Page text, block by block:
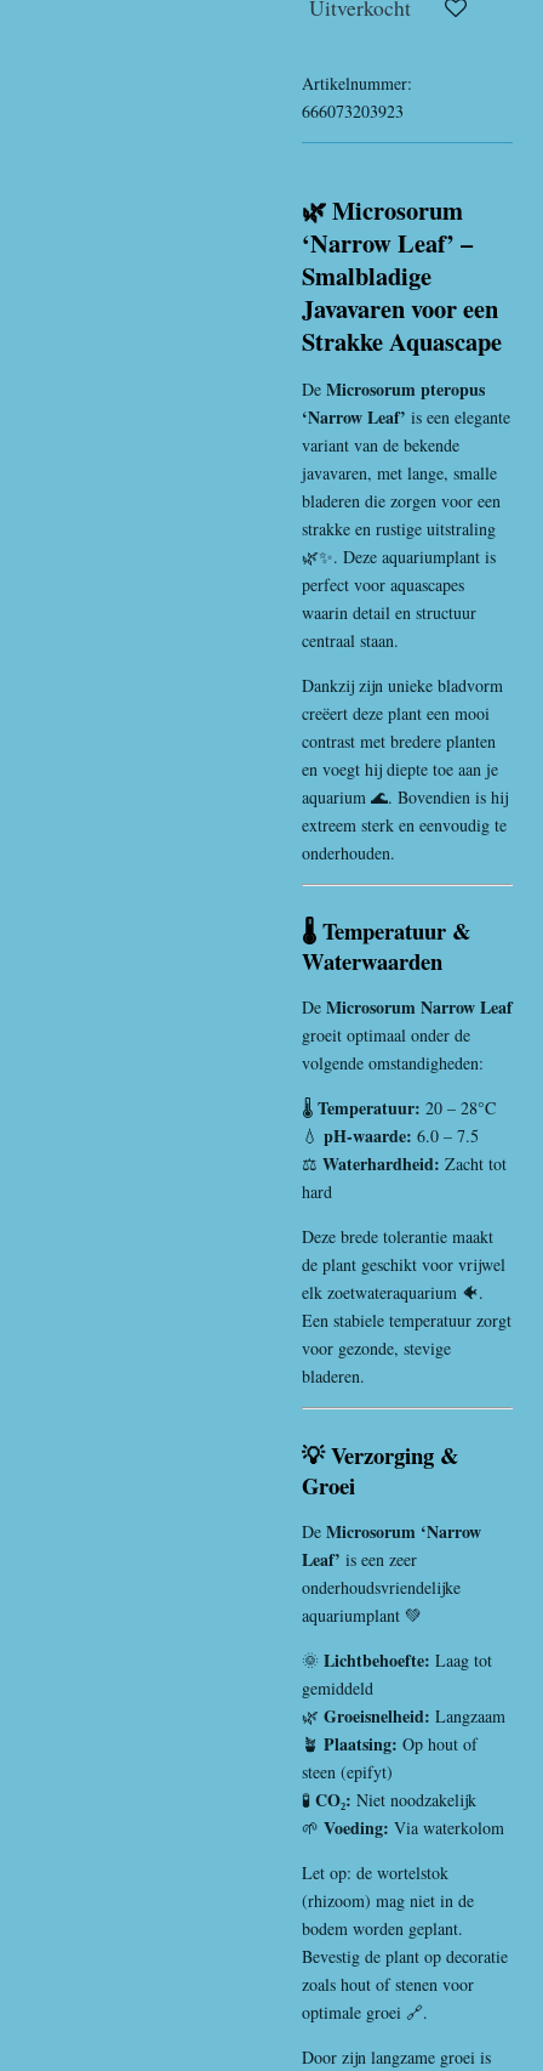
Uitverkocht
Artikelnummer:
666073203923
🌿 Microsorum
‘Narrow Leaf’ –
Smalbladige
Javavaren voor een
Strakke Aquascape
De Microsorum pteropus
‘Narrow Leaf’ is een elegante
variant van de bekende
javavaren, met lange, smalle
bladeren die zorgen voor een
strakke en rustige uitstraling
🌿✨. Deze aquariumplant is
perfect voor aquascapes
waarin detail en structuur
centraal staan.
Dankzij zijn unieke bladvorm
creëert deze plant een mooi
contrast met bredere planten
en voegt hij diepte toe aan je
aquarium 🌊. Bovendien is hij
extreem sterk en eenvoudig te
onderhouden.
🌡️ Temperatuur &
Waterwaarden
De Microsorum Narrow Leaf
groeit optimaal onder de
volgende omstandigheden:
🌡️ Temperatuur: 20 – 28°C
💧 pH-waarde: 6.0 – 7.5
⚖️ Waterhardheid: Zacht tot
hard
Deze brede tolerantie maakt
de plant geschikt voor vrijwel
elk zoetwateraquarium 🐠.
Een stabiele temperatuur zorgt
voor gezonde, stevige
bladeren.
💡 Verzorging &
Groei
De Microsorum ‘Narrow
Leaf’ is een zeer
onderhoudsvriendelijke
aquariumplant 💚
🌞 Lichtbehoefte: Laag tot
gemiddeld
🌿 Groeisnelheid: Langzaam
🪴 Plaatsing: Op hout of
steen (epifyt)
🧪 CO₂: Niet noodzakelijk
🌱 Voeding: Via waterkolom
Let op: de wortelstok
(rhizoom) mag niet in de
bodem worden geplant.
Bevestig de plant op decoratie
zoals hout of stenen voor
optimale groei 🔗.
Door zijn langzame groei is